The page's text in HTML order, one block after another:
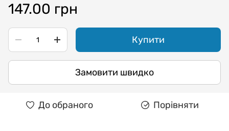
147.00 грн
Купити
Замовити швидко
До обраного Порівняти